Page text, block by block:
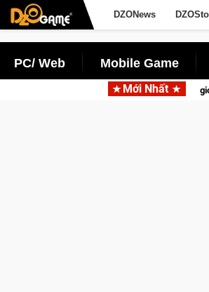
DZONews
PC/ Web Mobile Game
Mới Nhất
khuấy đảo thế giới ngầm trong Cat Mafia